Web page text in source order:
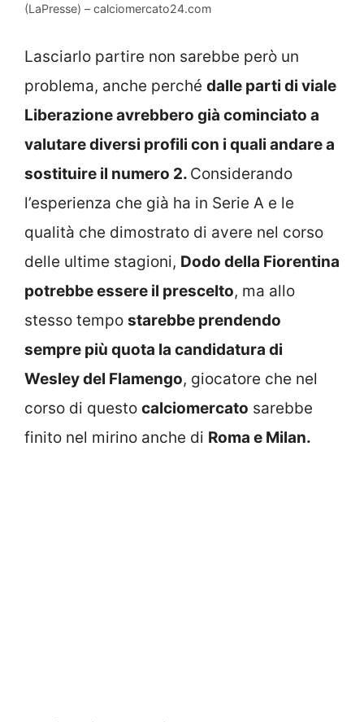
(LaPresse) – calciomercato24.com
Lasciarlo partire non sarebbe però un
problema, anche perché dalle parti di viale
Liberazione avrebbero già cominciato a
valutare diversi profili con i quali andare a
sostituire il numero 2. Considerando
l’esperienza che già ha in Serie A e le
qualità che dimostrato di avere nel corso
delle ultime stagioni, Dodo della Fiorentina
potrebbe essere il prescelto, ma allo
stesso tempo starebbe prendendo
sempre più quota la candidatura di
Wesley del Flamengo, giocatore che nel
corso di questo calciomercato sarebbe
finito nel mirino anche di Roma e Milan.